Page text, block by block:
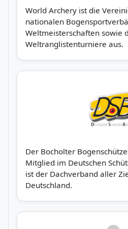
World Archery ist die
nationalen
Weltmeisterschaften sowie
Weltranglistenturniere aus.
Der Bocholter
Mitglied im Deutschen
ist der Dachverband aller
Deutschland.